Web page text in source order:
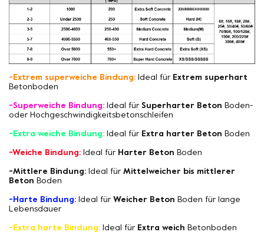
-Extrem superweiche Bindung: Ideal für Extrem superhart
Betonboden
-Superweiche Bindung: Ideal für Superharter Beton Boden-
oder Hochgeschwindigkeitsbetonschleifen
-Extra weiche Bindung: Ideal für Extra harter Beton Boden
-Weiche Bindung: Ideal für Harter Beton Boden
-Mittlere Bindung: Ideal für Mittelweicher bis mittlerer
Beton Boden
-Harte Bindung: Ideal für Weicher Beton Boden für lange
Lebensdauer
-Extra harte Bindung: Ideal für Extra weich Betonboden